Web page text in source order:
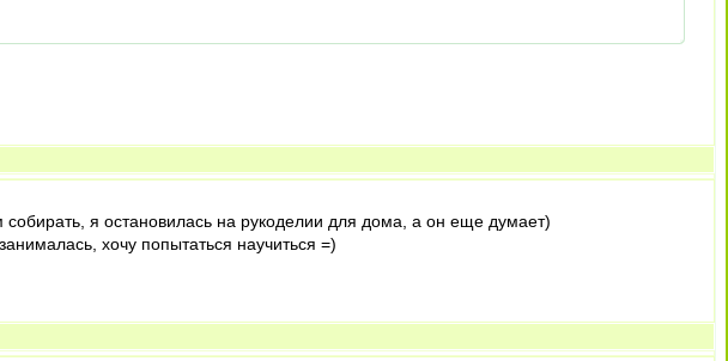
я остановилась на рукоделии для дома, а он еще думает)
хочу попытаться научиться =)